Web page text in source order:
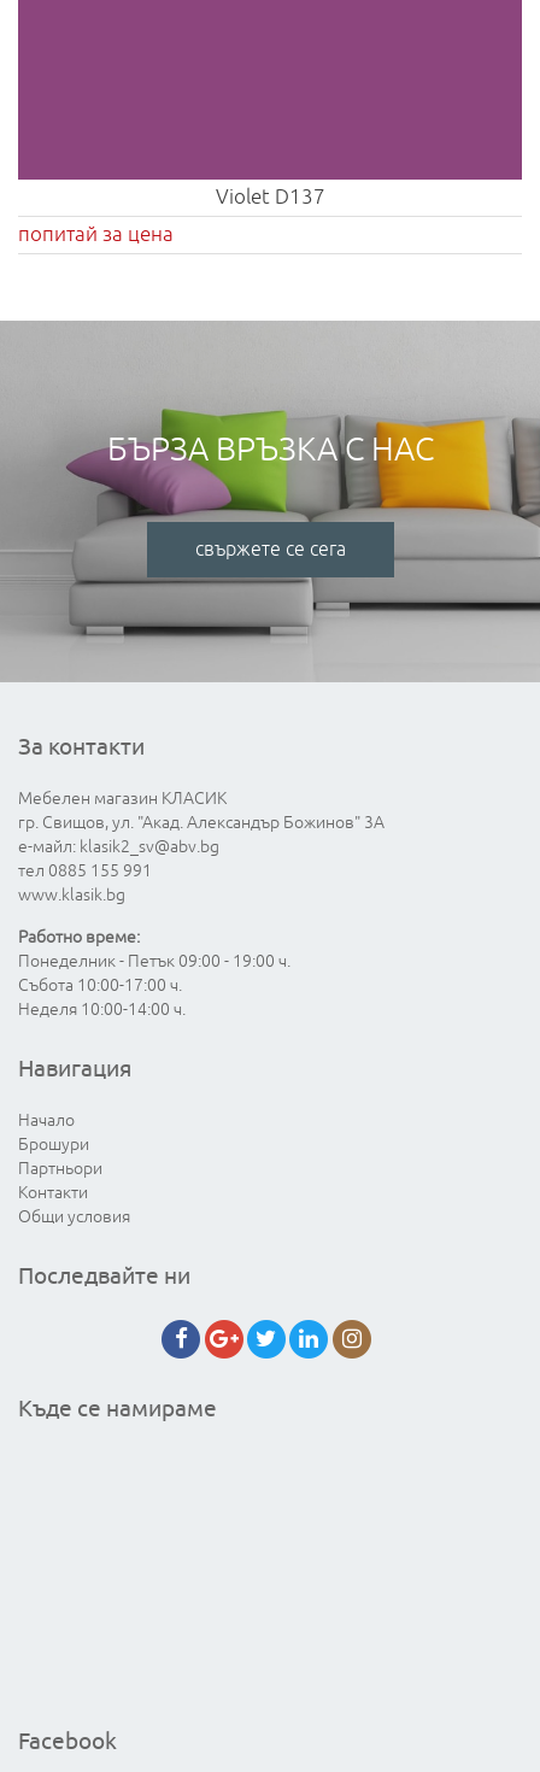
Violet D137
попитай за цена
БЪРЗА ВРЪЗКА С НАС
свържете се сега
За контакти
Мебелен магазин КЛАСИК
гр. Свищов, ул. "Акад. Александър Божинов" 3А
е-майл: klasik2_sv@abv.bg
тел 0885 155 991
www.klasik.bg
Работно време:
Понеделник - Петък 09:00 - 19:00 ч.
Събота 10:00-17:00 ч.
Неделя 10:00-14:00 ч.
Навигация
Начало
Брошури
Партньори
Контакти
Общи условия
Последвайте ни
Къде се намираме
Facebook